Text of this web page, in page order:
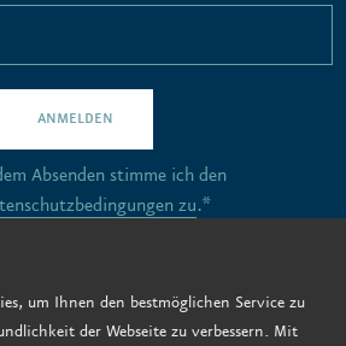
um Ihnen den bestmöglichen Service zu
der Webseite zu verbessern. Mit
ANMELDEN
Absenden stimme ich den
zu.*
Kontakt
Stellenangebote